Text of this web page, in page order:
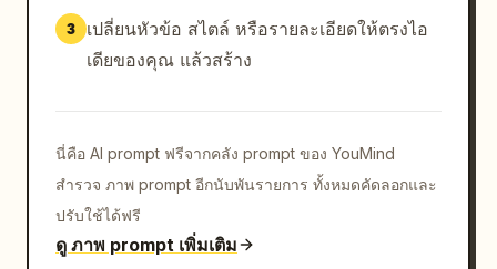
3
เปลี่ยนหัวข้อ สไตล์ หรือรายละเอียดให้ตรงไอ
เดียของคุณ แล้วสร้าง
นี่คือ AI prompt ฟรีจากคลัง prompt ของ YouMind
สำรวจ ภาพ prompt อีกนับพันรายการ ทั้งหมดคัดลอกและ
ปรับใช้ได้ฟรี
ดู ภาพ prompt เพิ่มเติม